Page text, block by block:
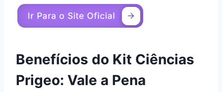
Benefícios do Kit Ciências
Prigeo: Vale a Pena